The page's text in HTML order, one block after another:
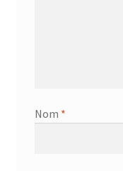
Nom *